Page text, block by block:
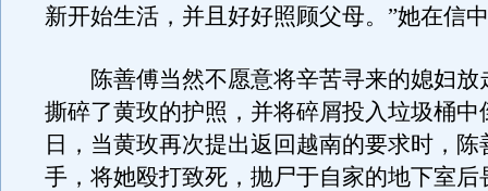
新开始生活，并且好好照顾父母。”她在信
陈善傅当然不愿意将辛苦寻来的媳妇放
撕碎了黄玫的护照，并将碎屑投入垃圾桶中
日，当黄玫再次提出返回越南的要求时，陈
手，将她殴打致死，抛尸于自家的地下室后